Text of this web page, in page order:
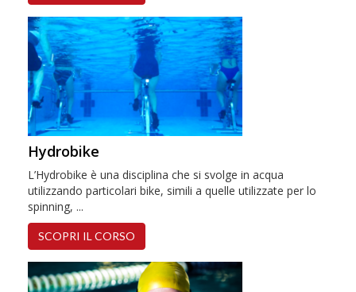
Hydrobike
L’Hydrobike è una disciplina che si svolge in acqua
utilizzando particolari bike, simili a quelle utilizzate per lo
spinning, ...
SCOPRI IL CORSO